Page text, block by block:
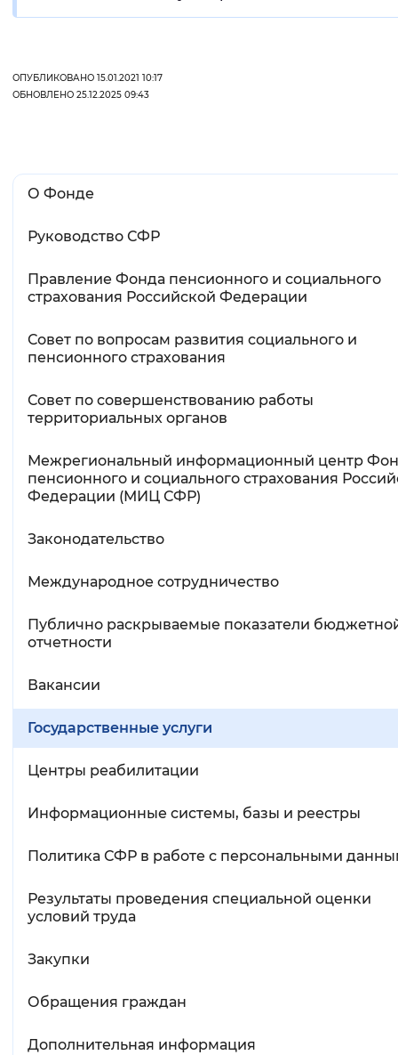
ОПУБЛИКОВАНО 15.01.2021 10:17
ОБНОВЛЕНО 25.12.2025 09:43
О Фонде
Руководство СФР
Правление Фонда пенсионного и социального
страхования Российской Федерации
Совет по вопросам развития социального и
пенсионного страхования
Совет по совершенствованию работы
территориальных органов
Межрегиональный информационный центр
пенсионного и социального страхования
Федерации (МИЦ СФР)
Законодательство
Международное сотрудничество
Публично раскрываемые показатели
отчетности
Вакансии
Государственные услуги
Центры реабилитации
Информационные системы, базы и реестры
Политика СФР в работе с персональными
Результаты проведения специальной оценки
условий труда
Закупки
Обращения граждан
Дополнительная информация